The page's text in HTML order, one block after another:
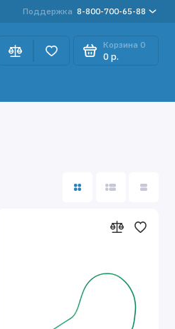
Поддержка 8-800-700-65-88
Корзина 0
0 р.